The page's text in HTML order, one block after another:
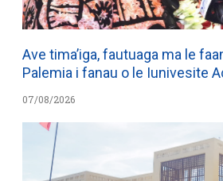
Ave tima’iga, fautuaga ma le
Palemia i fanau o le Iunivesite
07/08/2026